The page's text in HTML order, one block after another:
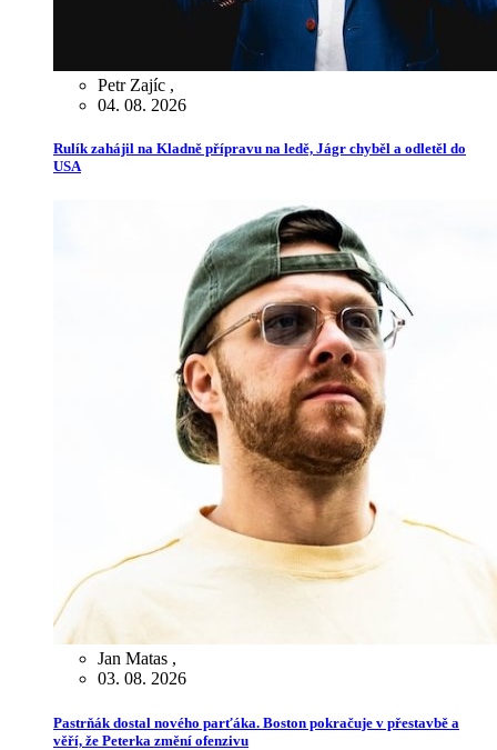
Petr Zajíc ,
04. 08. 2026
Rulík zahájil na Kladně přípravu na ledě, Jágr chyběl a odletěl do
USA
Jan Matas ,
03. 08. 2026
Pastrňák dostal nového parťáka. Boston pokračuje v přestavbě a
věří, že Peterka změní ofenzivu